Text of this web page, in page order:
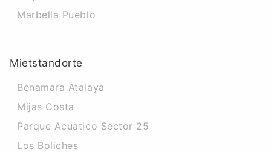
Marbella Pueblo
Mietstandorte
Benamara Atalaya
Mijas Costa
Parque Acuatico Sector 25
Los Boliches